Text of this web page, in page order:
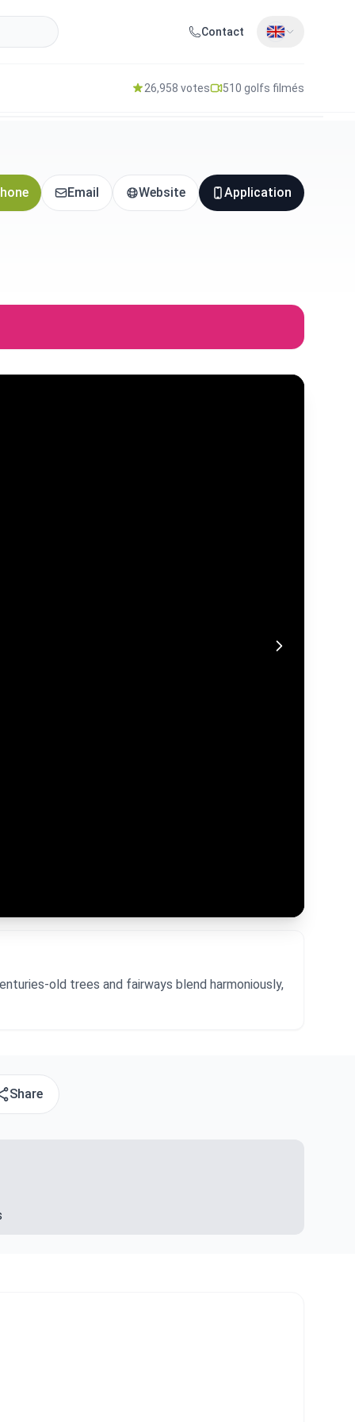
Contact
26,958 votes 510 golfs filmés
Email Website Application
old trees and fairways blend harmoniously,
Share